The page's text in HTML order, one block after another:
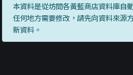
本資料是從坊間各黃藍商店資料庫自
任何地方需要修改，請先向資料來源
新資料。